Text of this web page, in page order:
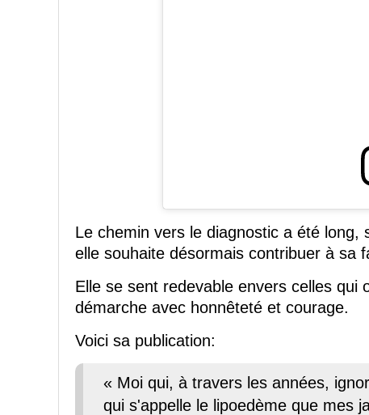
Le chemin vers le diagnostic a été
elle souhaite désormais contribuer à sa
Elle se sent redevable envers celles
démarche avec honnêteté et courage.
Voici sa publication:
« Moi qui, à travers les années,
qui s'appelle le lipoedème que mes